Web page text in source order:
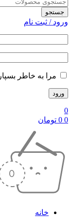
ورود / ثبت نام
مرا به خاطر بسپار
0
0
0 تومان
خانه